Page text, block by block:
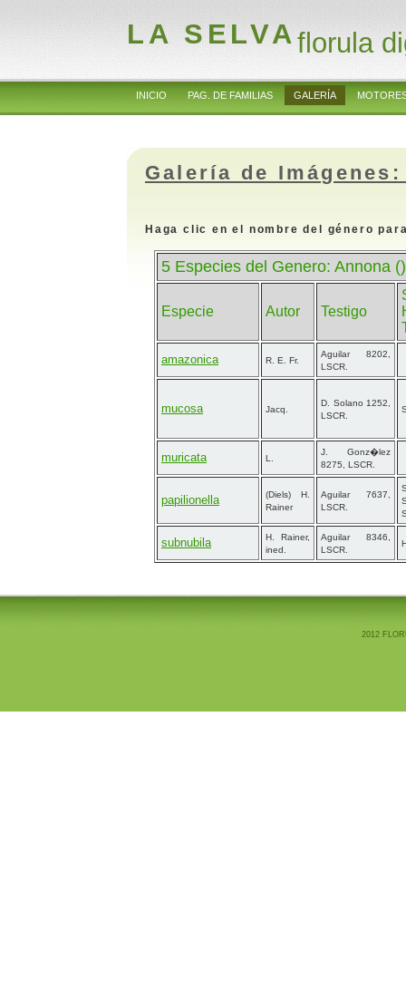
LA SELVAflorula
INICIO PAG. DE FAMILIAS GALERÍA
Galería de
Haga clic en el nombre del género
5 Especies del Genero: Annona ()
Especie Autor Testigo
amazonica R. E. Fr.
Aguilar 8202,
LSCR.
mucosa Jacq.
D. Solano 1252,
LSCR.
muricata L.
J. Gonz�lez
8275, LSCR.
papilionella
(Diels) H.
Rainer
Aguilar 7637,
LSCR.
subnubila
H. Rainer,
ined.
Aguilar 8346,
LSCR.
2012